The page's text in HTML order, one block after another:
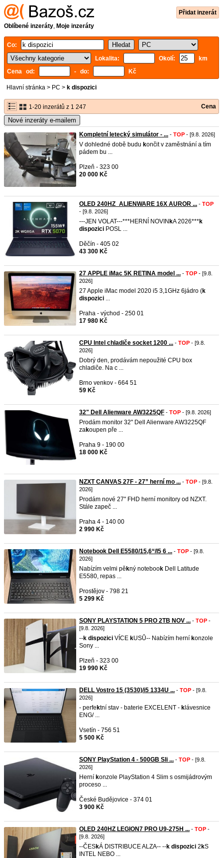
Přidat inzerát
Oblíbené inzeráty, Moje inzeráty
Co:
Lokalita:
Okolí:
km
Cena od:
- do: Kč
Hlavní stránka > PC > k dispozici
1-20 inzerátů z 1 247 Cena
Nové inzeráty e-mailem
Kompletní letecký simulátor - ... - TOP - [9.8. 2026]
V dohledné době budu končit v zaměstnání a tím
pádem bu ...
Plzeň - 323 00
20 000 Kč
OLED 240HZ_ALIENWARE 16X AUROR ... - TOP
- [9.8. 2026]
---JEN VOLAT---***HERNÍ NOVIN kA 2026***k
dispozici POSL ...
Děčín - 405 02
43 300 Kč
27 APPLE iMac 5K RETINA model ... - TOP - [9.8.
2026]
27 Apple iMac model 2020 i5 3,1GHz 6jádro (k
dispozici ...
Praha - východ - 250 01
17 980 Kč
CPU Intel chladiče socket 1200 ... - TOP - [9.8.
2026]
Dobrý den, prodávám nepoužité CPU box
chladiče. Na c ...
Brno venkov - 664 51
59 Kč
32" Dell Alienware AW3225QF - TOP - [9.8. 2026]
Prodám monitor 32" Dell Alienware AW3225QF
zakoupen pře ...
Praha 9 - 190 00
18 000 Kč
NZXT CANVAS 27F - 27” herní mo ... - TOP - [9.8.
2026]
Prodám nové 27" FHD herní monitory od NZXT.
Stále zapeč ...
Praha 4 - 140 00
2 990 Kč
Notebook Dell E5580/15,6“/I5 6 ... - TOP - [9.8.
2026]
Nabízím velmi pě kný notebook Dell Latitude
E5580, repas ...
Prostějov - 798 21
5 299 Kč
SONY PLAYSTATION 5 PRO 2TB NOV ... - TOP -
[9.8. 2026]
--k dispozici VÍCE kUSŮ-- Nabízím herní konzole
Sony ...
Plzeň - 323 00
19 990 Kč
DELL Vostro 15 (3530)/i5 1334U ... - TOP - [9.8.
2026]
- perfe ktní stav - baterie EXCELENT - k lávesnice
ENG/ ...
Vsetín - 756 51
5 500 Kč
SONY PlayStation 4 - 500GB Sli ... - TOP - [9.8.
2026]
Herní konzole PlayStation 4 Slim s osmijádrovým
proceso ...
České Budějovice - 374 01
3 900 Kč
OLED 240HZ LEGION7 PRO U9-275H ... - TOP -
[9.8. 2026]
--ČESkÁ DISTRIBUCE ALZA-- --k dispozici 2 kS
INTEL NEBO ...